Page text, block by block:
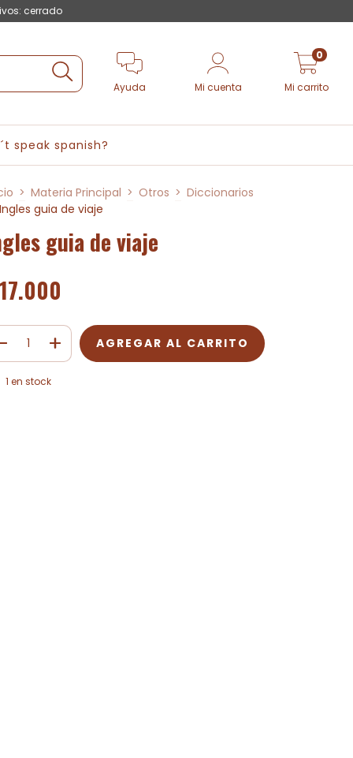
cerrado
Ayuda Mi cuenta Mi carrito
0
speak spanish?
> Materia Principal > Otros > Diccionarios
Ingles guia de viaje
guia de viaje
1 en stock